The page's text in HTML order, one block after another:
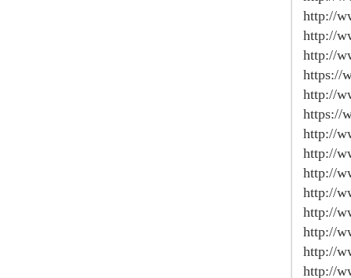
http://
http://
http://
https://
http://
https://
http://
http://
http://
http://
http://
http://
http://
http://